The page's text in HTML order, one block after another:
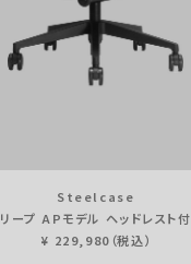
Steelcase
リープ APモデル ヘッドレスト付
¥ 229,980（税込）